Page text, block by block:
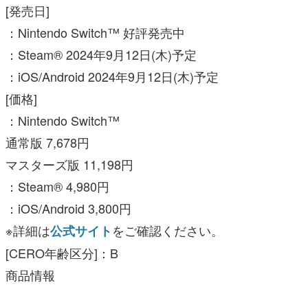
[発売日]
：Nintendo Switch™ 好評発売中
：Steam® 2024年9月12日(木)予定
：iOS/Android 2024年9月12日(木)予定
[価格]
：Nintendo Switch™
通常版 7,678円
マスターズ版 11,198円
：Steam® 4,980円
：iOS/Android 3,800円
※詳細は公式サイトをご確認ください。
[CERO年齢区分]：B
商品情報